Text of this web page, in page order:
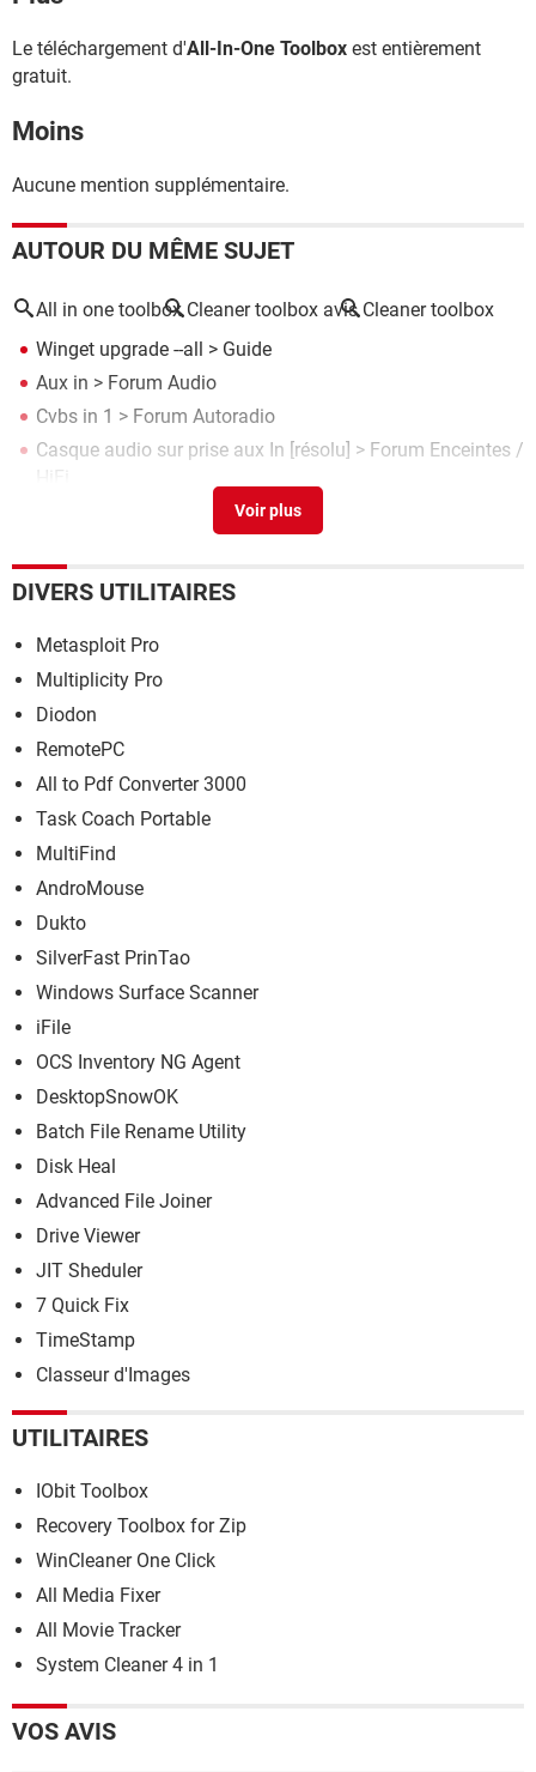
Le téléchargement d'All-In-One Toolbox est entièrement
gratuit.
Moins
Aucune mention supplémentaire.
AUTOUR DU MÊME SUJET
All in one toolbox Cleaner toolbox avis Cleaner toolbox
Winget upgrade --all > Guide
Aux in > Forum Audio
Cvbs in 1 > Forum Autoradio
Casque audio sur prise aux In [résolu] > Forum Enceintes /
HiFi
DIVERS UTILITAIRES
Metasploit Pro
Multiplicity Pro
Diodon
RemotePC
All to Pdf Converter 3000
Task Coach Portable
MultiFind
AndroMouse
Dukto
SilverFast PrinTao
Windows Surface Scanner
iFile
OCS Inventory NG Agent
DesktopSnowOK
Batch File Rename Utility
Disk Heal
Advanced File Joiner
Drive Viewer
JIT Sheduler
7 Quick Fix
TimeStamp
Classeur d'Images
UTILITAIRES
IObit Toolbox
Recovery Toolbox for Zip
WinCleaner One Click
All Media Fixer
All Movie Tracker
System Cleaner 4 in 1
VOS AVIS